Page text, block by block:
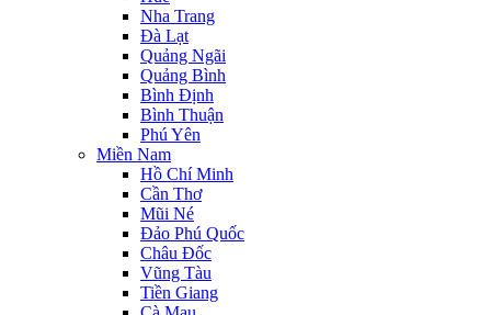
Nha Trang
Đà Lạt
Quảng Ngãi
Quảng Bình
Bình Định
Bình Thuận
Phú Yên
Miền Nam
Hồ Chí Minh
Cần Thơ
Mũi Né
Đảo Phú Quốc
Châu Đốc
Vũng Tàu
Tiền Giang